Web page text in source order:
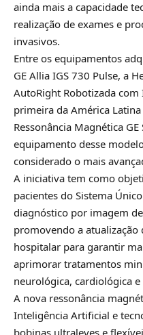
ainda mais a capacidade
realização de exames e
invasivos.
Entre os equipamentos
GE Allia IGS 730 Pulse, a
AutoRight Robotizada
primeira da América
Ressonância Magnética
equipamento desse
considerado o mais
A iniciativa tem como
pacientes do Sistema
diagnóstico por imagem
promovendo a
hospitalar para garantir
aprimorar tratamentos
neurológica, cardiológica e
A nova ressonância
Inteligência Artificial e
bobinas ultraleves e